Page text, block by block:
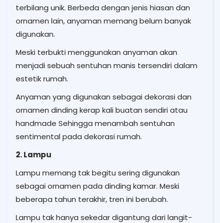
terbilang unik. Berbeda dengan jenis hiasan dan
ornamen lain, anyaman memang belum banyak
digunakan.
Meski terbukti menggunakan anyaman akan
menjadi sebuah sentuhan manis tersendiri dalam
estetik rumah.
Anyaman yang digunakan sebagai dekorasi dan
ornamen dinding kerap kali buatan sendiri atau
handmade Sehingga menambah sentuhan
sentimental pada dekorasi rumah.
2. Lampu
Lampu memang tak begitu sering digunakan
sebagai ornamen pada dinding kamar. Meski
beberapa tahun terakhir, tren ini berubah.
Lampu tak hanya sekedar digantung dari langit-